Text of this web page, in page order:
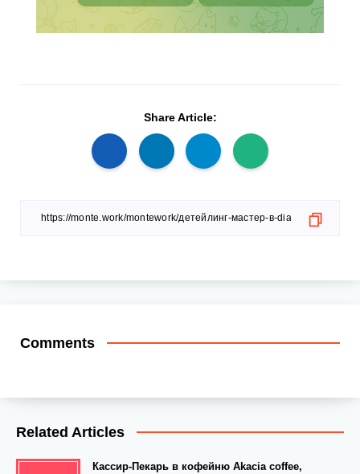
Share Article:
Comments
Related Articles
Кассир-Пекарь в кофейню Akacia coffee,